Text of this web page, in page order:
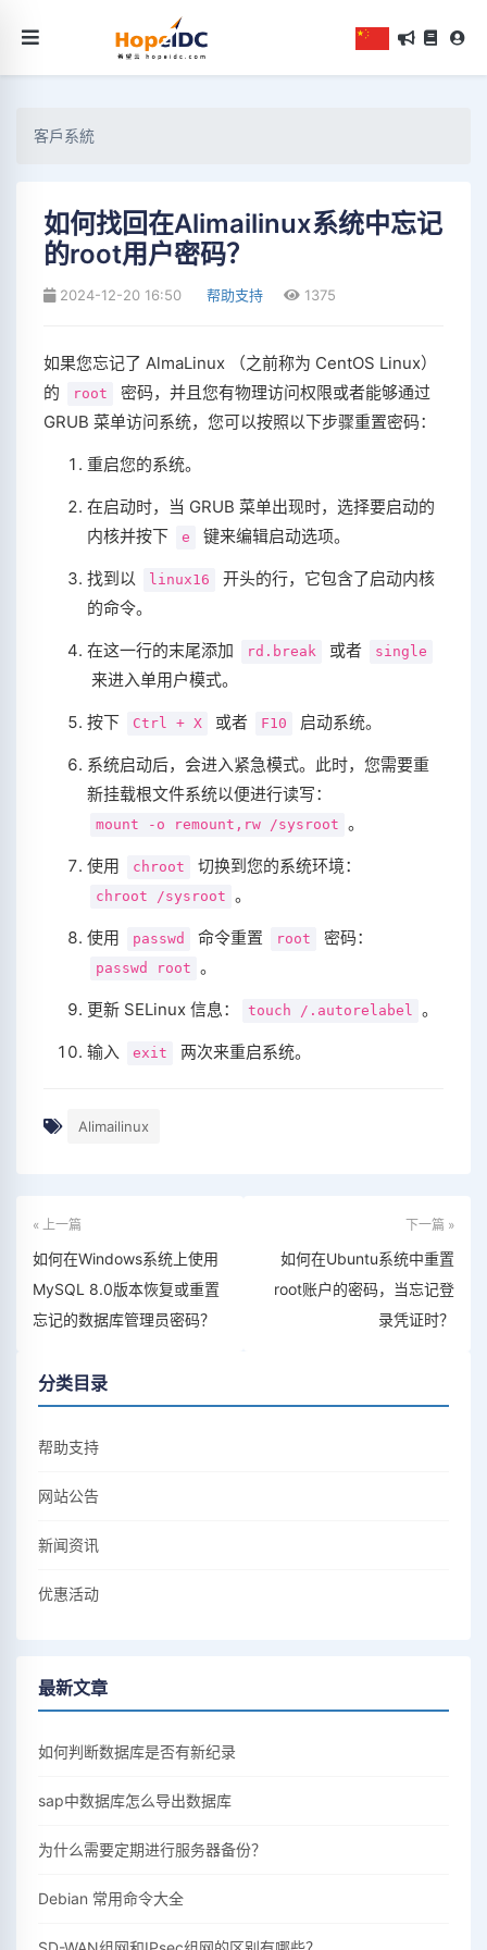
客戶系統
如何找回在Alimailinux系统中忘记
的root用户密码？
2024-12-20 16:50 帮助支持 1375
如果您忘记了 AlmaLinux （之前称为 CentOS Linux）
的
root
密码，并且您有物理访问权限或者能够通过
GRUB 菜单访问系统，您可以按照以下步骤重置密码：
重启您的系统。
在启动时，当 GRUB 菜单出现时，选择要启动的
内核并按下
e 键来编辑启动选项。
找到以 linux16
开头的行，它包含了启动内核
的命令。
在这一行的末尾添加 rd.break 或者 single
来进入单用户模式。
按下 Ctrl + X 或者 F10 启动系统。
系统启动后，会进入紧急模式。此时，您需要重
新挂载根文件系统以便进行读写：
mount -o remount,rw /sysroot 。
使用 chroot 切换到您的系统环境：
chroot /sysroot 。
使用 passwd 命令重置 root 密码：
passwd root 。
更新 SELinux 信息： touch /.autorelabel 。
输入 exit 两次来重启系统。
Alimailinux
« 上一篇
如何在Windows系统上使用
MySQL 8.0版本恢复或重置
忘记的数据库管理员密码？
下一篇 »
如何在Ubuntu系统中重置
root账户的密码，当忘记登
录凭证时？
分类目录
帮助支持
网站公告
新闻资讯
优惠活动
最新文章
如何判断数据库是否有新纪录
sap中数据库怎么导出数据库
为什么需要定期进行服务器备份？
Debian 常用命令大全